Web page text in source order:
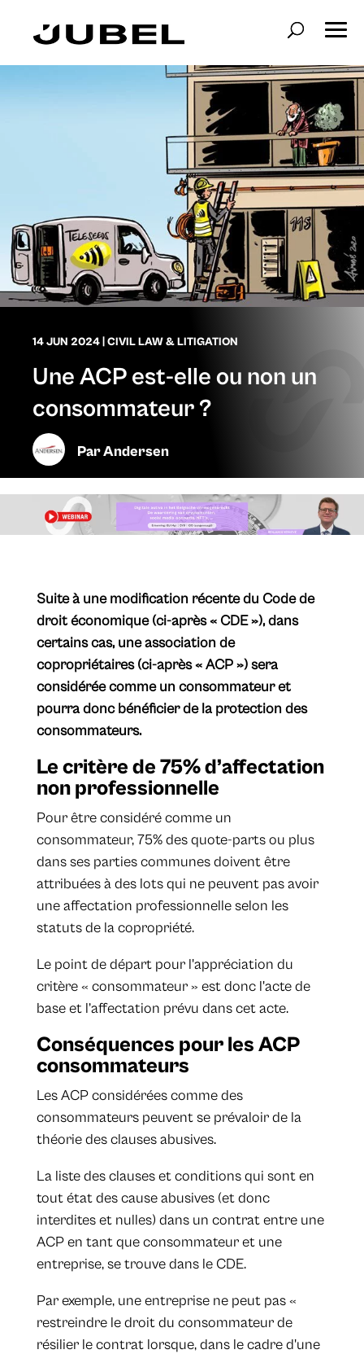
14 JUN 2024 CIVIL LAW & LITIGATION
Une ACP est-elle ou non un
consommateur ?
ParAndersen
Suite à une modification récente du Code de
droit économique (ci-après « CDE »), dans
certains cas, une association de
copropriétaires (ci-après « ACP ») sera
considérée comme un consommateur et
pourra donc bénéficier de la protection des
consommateurs.
Le critère de 75% d’affectation
non professionnelle
Pour être considéré comme un
consommateur, 75% des quote-parts ou plus
dans ses parties communes doivent être
attribuées à des lots qui ne peuvent pas avoir
une affectation professionnelle selon les
statuts de la copropriété.
Le point de départ pour l'appréciation du
critère « consommateur » est donc l'acte de
base et l’affectation prévu dans cet acte.
Conséquences pour les ACP
consommateurs
Les ACP considérées comme des
consommateurs peuvent se prévaloir de la
théorie des clauses abusives.
La liste des clauses et conditions qui sont en
tout état des cause abusives (et donc
interdites et nulles) dans un contrat entre une
ACP en tant que consommateur et une
entreprise, se trouve dans le CDE.
Par exemple, une entreprise ne peut pas «
restreindre le droit du consommateur de
résilier le contrat lorsque, dans le cadre d'une